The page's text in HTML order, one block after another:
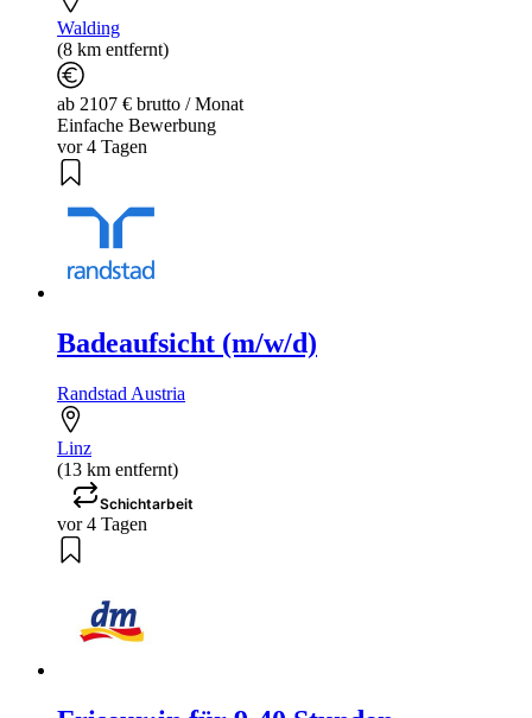
Walding
(8 km entfernt)
ab 2107 € brutto / Monat
Einfache Bewerbung
vor 4 Tagen
Badeaufsicht (m/w/d)
Randstad Austria
Linz
(13 km entfernt)
Schichtarbeit
vor 4 Tagen